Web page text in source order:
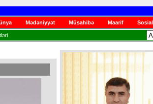
Mədəniyyət Müsahibə Maarif